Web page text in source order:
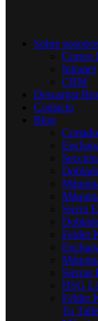
Sobre
Correo
Intranet
CRM
Descargar
Contacto
Blog
Sierra
Felder
Sierras
HSG
Felder
Tu